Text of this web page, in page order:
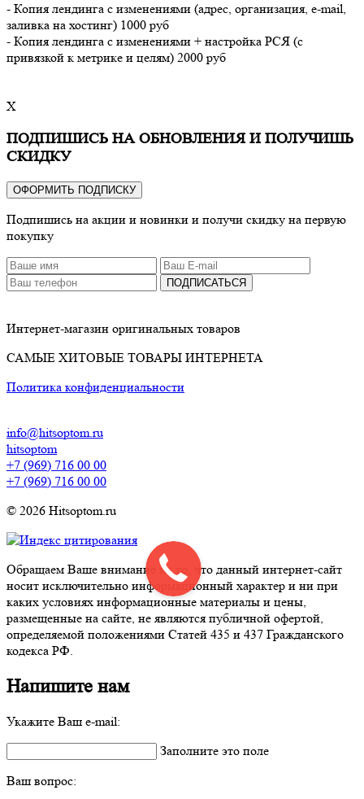
- Копия лендинга с изменениями (адрес, организация, e-mail,
заливка на хостинг) 1000 руб
- Копия лендинга с изменениями + настройка РСЯ (с
привязкой к метрике и целям) 2000 руб
X
ПОДПИШИСЬ НА ОБНОВЛЕНИЯ И ПОЛУЧИШЬ
СКИДКУ
ОФОРМИТЬ ПОДПИСКУ
Подпишись на акции и новинки и получи скидку на первую
покупку
ПОДПИСАТЬСЯ
Интернет-магазин оригинальных товаров
САМЫЕ ХИТОВЫЕ ТОВАРЫ ИНТЕРНЕТА
Политика конфиденциальности
info@hitsoptom.ru
hitsoptom
+7 (969) 716 00 00
+7 (969) 716 00 00
© 2026 Hitsoptom.ru
Обращаем Ваше внимание на то, что данный интернет-сайт
носит исключительно информационный характер и ни при
каких условиях информационные материалы и цены,
размещенные на сайте, не являются публичной офертой,
определяемой положениями Статей 435 и 437 Гражданского
кодекса РФ.
Напишите нам
Укажите Ваш e-mail:
Заполните это поле
Ваш вопрос: